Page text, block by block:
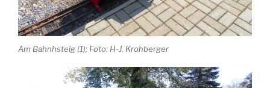
Am Bahnhsteig (1); Foto: H-J. Krohberger